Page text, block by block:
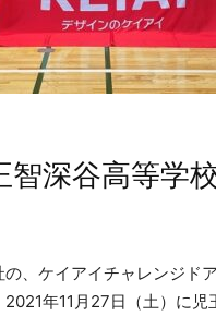
智深谷高等学
、ケイアイチャレンジド
年11月27日（土）に